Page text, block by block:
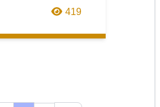
我2025夏天去台東都
藝術工作室，有拍到
件紅色和綠
419